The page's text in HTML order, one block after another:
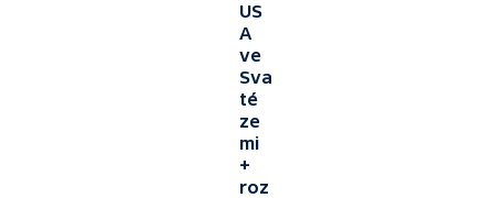
US
A
ve
Sva
té
ze
mi
+
roz